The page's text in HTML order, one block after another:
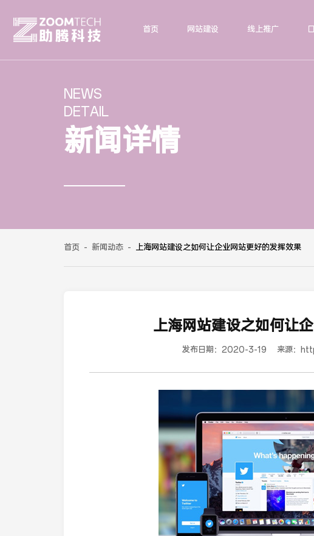
首页 网站建设 线上推广
NEWS
DETAIL
新闻详情
首页 - 新闻动态 - 上海网站建设之如何让企业网站更好的发挥效果
上海网站建设之如何让
发布日期： 2020-3-19 来源：